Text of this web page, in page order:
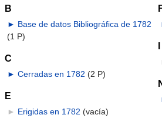
B
► Base de datos Bibliográfica de 1782
(1 P)
C
► Cerradas en 1782 (2 P)
E
► Erigidas en 1782 (vacía)
I